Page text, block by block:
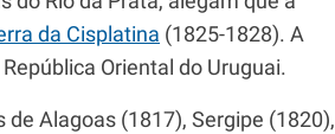
da Cisplatina (1825-1828). A
Oriental do Uruguai.
Alagoas (1817), Sergipe (1820),